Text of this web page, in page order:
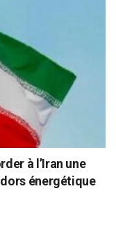
à l’Iran une
énergétique